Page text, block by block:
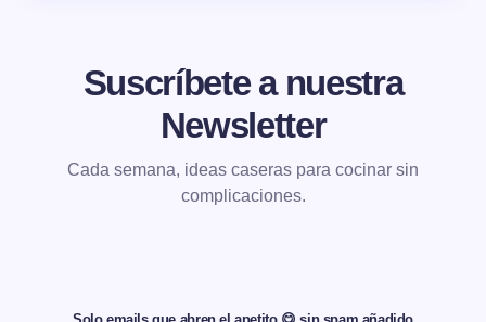
Suscríbete a nuestra
Newsletter
Cada semana, ideas caseras para cocinar sin
complicaciones.